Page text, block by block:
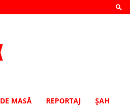
MASĂ REPORTAJ ŞAH